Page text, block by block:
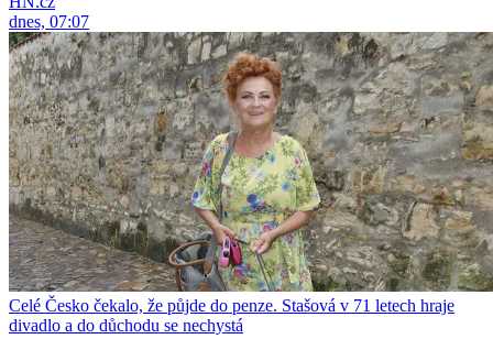
dnes, 07:07
Celé Česko čekalo, že půjde do penze. Stašová v 71 letech hraje
divadlo a do důchodu se nechystá